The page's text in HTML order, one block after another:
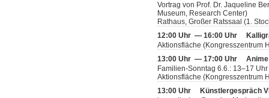
Vortrag von Prof. Dr. Jaqueline
Museum, Research Center)
Rathaus, Großer Ratssaal (1.
12:00 Uhr — 16:00 Uhr
Aktionsfläche (Kongresszentrum
13:00 Uhr — 17:00 Uhr
Familien-Sonntag 6.6.: 13–17
Aktionsfläche (Kongresszentrum
13:00 Uhr
Künstlergespräch